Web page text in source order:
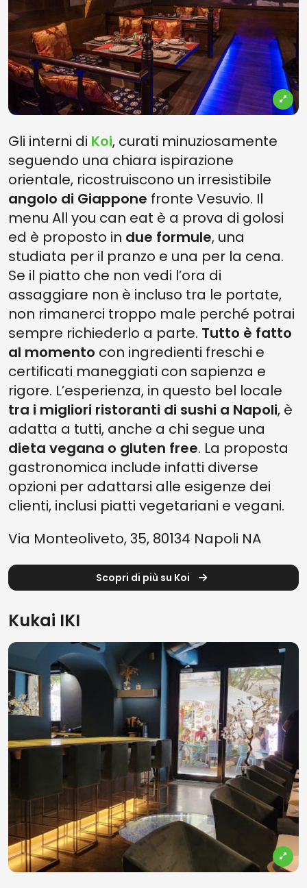
Gli interni di Koi, curati minuziosamente
seguendo una chiara ispirazione
orientale, ricostruiscono un irresistibile
angolo di Giappone fronte Vesuvio. Il
menu All you can eat è a prova di golosi
ed è proposto in due formule, una
studiata per il pranzo e una per la cena.
Se il piatto che non vedi l’ora di
assaggiare non è incluso tra le portate,
non rimanerci troppo male perché potrai
sempre richiederlo a parte. Tutto è fatto
al momento con ingredienti freschi e
certificati maneggiati con sapienza e
rigore. L’esperienza, in questo bel locale
tra i migliori ristoranti di sushi a Napoli, è
adatta a tutti, anche a chi segue una
dieta vegana o gluten free. La proposta
gastronomica include infatti diverse
opzioni per adattarsi alle esigenze dei
clienti, inclusi piatti vegetariani e vegani.
Via Monteoliveto, 35, 80134 Napoli NA
Scopri di più su Koi
Kukai IKI